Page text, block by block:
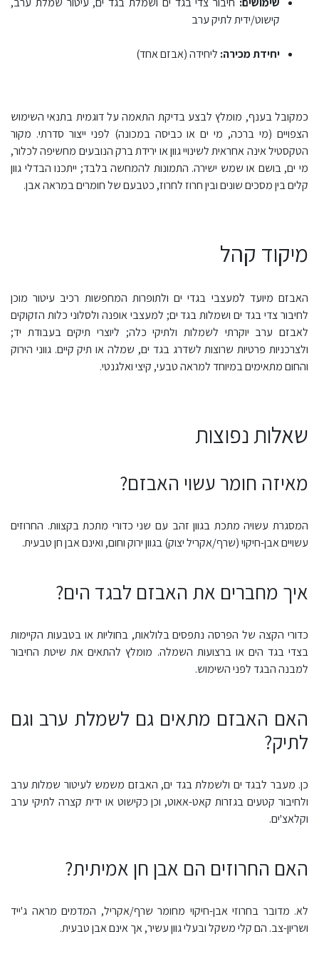
קישוט/ידית לתיק ערב
יחידת מכירה: ליחידה (אבזם אחד)
כמקובל בענף, מומלץ לבצע בדיקת התאמה על דוגמית בתנאי השימוש
הצפויים (מי ברכה, מי ים או כביסה במכונה) לפני ייצור סדרתי. מקור
הטקסטיל אינה אחראית לשינויי גוון או ירידת ברק הנובעים מחשיפה לכלור,
מי ים, בושם או שמש ישירה. התמונות להמחשה בלבד; ייתכנו הבדלי גוון
קלים בין מסכים שונים ובין חרוז לחרוז, כטבעם של חומרים במראה אבן.
מיקוד קהל
האבזם מיועד למעצבי בגדי ים ולתופרות המחפשות רכיב עיטור מוכן
לחיבור צדי בגד ים ושמלות בגד ים; למעצבי אופנה ולסלוני כלות הזקוקים
לאבזם ערב יוקרתי לשמלות ולתיקי כלה; ליוצרי תיקים בעבודת יד;
ולצרכניות פרטיות שרוצות לשדרג בגד ים, שמלה או תיק קיים. גווני הירוק
והחום מתאימים במיוחד למראה טבעי, קיצי ואלגנטי.
שאלות נפוצות
מאיזה חומר עשוי האבזם?
המסגרת עשויה מתכת בגוון זהב עם שני כדורי מתכת בקצוות. החרוזים
עשויים אבן-חיקוי (שרף/אקריל יצוק) בגוון ירוק וחום, ואינם אבן חן טבעית.
איך מחברים את האבזם לבגד הים?
כדורי הקצה של הפרסה נתפסים בלולאות, בחוליות או בטבעות הקיימות
בצדי בגד הים או ברצועות השמלה. מומלץ להתאים את שיטת החיבור
למבנה הבגד לפני השימוש.
האם האבזם מתאים גם לשמלת ערב וגם
לתיק?
כן. מעבר לבגד ים ולשמלת בגד ים, האבזם משמש לעיטור שמלות ערב
ולחיבור קטעים בגזרות קאט-אאוט, וכן כקישוט או ידית קצרה לתיקי ערב
וקלאצ'ים.
האם החרוזים הם אבן חן אמיתית?
לא. מדובר בחרוזי אבן-חיקוי מחומר שרף/אקריל, המדמים מראה ג'ייד
ושריון-צב. הם קלי משקל ובעלי גוון עשיר, אך אינם אבן טבעית.